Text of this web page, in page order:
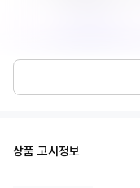
상품 고시정보